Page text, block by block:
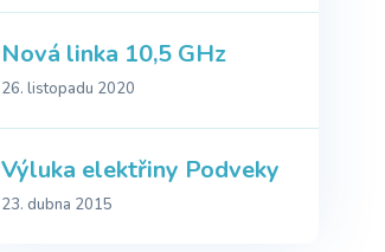
Nová linka 10,5 GHz
26. listopadu 2020
Výluka elektřiny Podveky
23. dubna 2015